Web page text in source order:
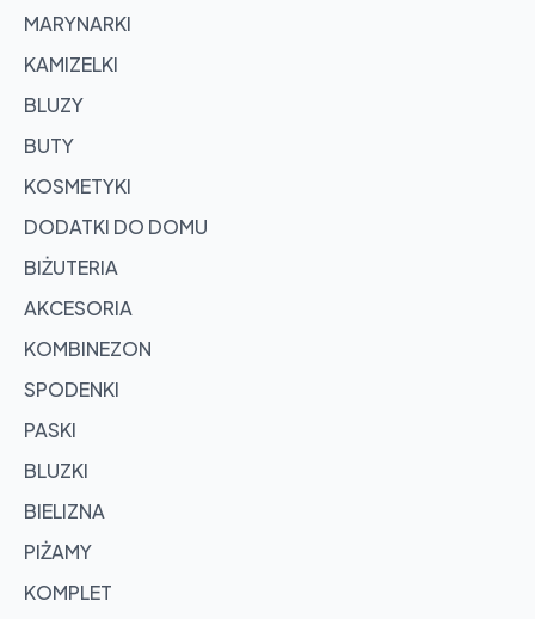
MARYNARKI
KAMIZELKI
BLUZY
BUTY
KOSMETYKI
DODATKI DO DOMU
BIŻUTERIA
AKCESORIA
KOMBINEZON
SPODENKI
PASKI
BLUZKI
BIELIZNA
PIŻAMY
KOMPLET